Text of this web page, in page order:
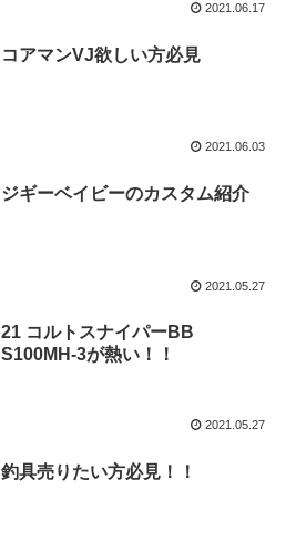
2021.06.17
コアマンVJ欲しい方必見
2021.06.03
ジギーベイビーのカスタム紹介
2021.05.27
21 コルトスナイパーBB
S100MH-3が熱い！！
2021.05.27
釣具売りたい方必見！！